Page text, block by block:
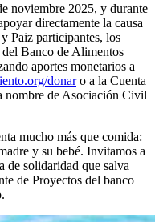
noviembre 2025, y durante
directamente la causa
Paiz participantes, los
del Banco de Alimentos
aportes monetarios a
donaro a la Cuenta
nombre de Asociación Civil
mucho más que comida:
y su bebé. Invitamos a
de solidaridad que salva
de Proyectos del banco